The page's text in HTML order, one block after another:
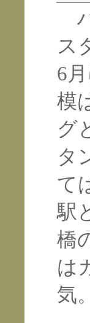
ス
6
模
グ
タ
て
駅
橋
は
気。